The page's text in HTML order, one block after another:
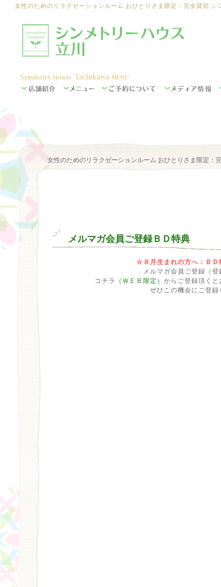
女性のためのリラクゼーションルーム おひとりさま限定：完全貸切 シ
女性のためのリラクゼーションルーム おひとりさま限定：
メルマガ会員ご登録ＢＤ特典
☆８月 生まれの方へ：ＢＤ
メルマガ会員ご登録（登
コチラ
（ＷＥＢ限定） からご登録頂く
ぜひこの機会にご登